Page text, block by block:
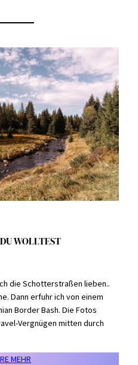
WOLLTEST
die Schotterstraßen lieben..
Dann erfuhr ich von einem
Border Bash. Die Fotos
Vergnügen mitten durch
MEHR